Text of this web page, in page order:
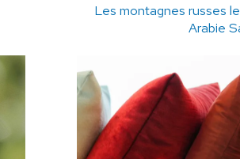
Les montagnes russes
Arabie